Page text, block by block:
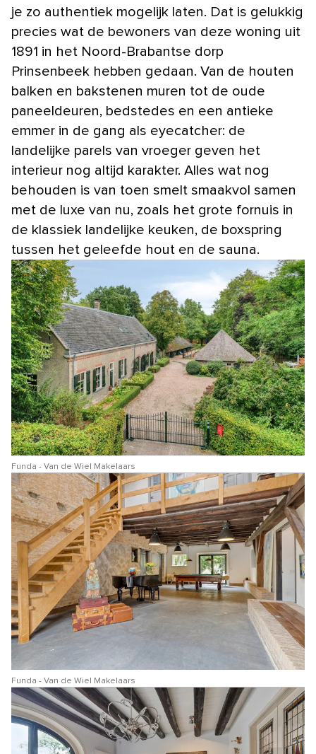
je zo authentiek mogelijk laten. Dat is gelukkig
precies wat de bewoners van deze woning uit
1891 in het Noord-Brabantse dorp
Prinsenbeek hebben gedaan. Van de houten
balken en bakstenen muren tot de oude
paneeldeuren, bedstedes en een antieke
emmer in de gang als eyecatcher: de
landelijke parels van vroeger geven het
interieur nog altijd karakter. Alles wat nog
behouden is van toen smelt smaakvol samen
met de luxe van nu, zoals het grote fornuis in
de klassiek landelijke keuken, de boxspring
tussen het geleefde hout en de sauna.
Funda - Van de Wiel Makelaars
Funda - Van de Wiel Makelaars